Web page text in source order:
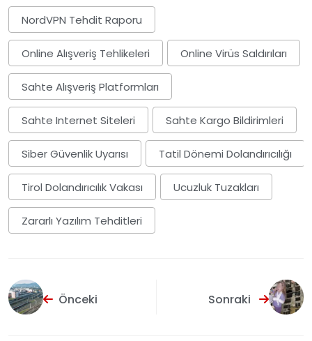
NordVPN Tehdit Raporu
Online Alışveriş Tehlikeleri Online Virüs Saldırıları
Sahte Alışveriş Platformları
Sahte Internet Siteleri Sahte Kargo Bildirimleri
Siber Güvenlik Uyarısı Tatil Dönemi Dolandırıcılığı
Tirol Dolandırıcılık Vakası Ucuzluk Tuzakları
Zararlı Yazılım Tehditleri
Önceki Sonraki